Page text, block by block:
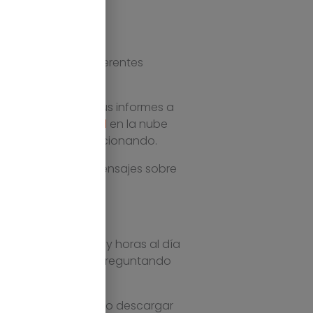
necesario que diferentes
ellos mismos sus informes a
empresarial en la nube
se acaban solucionando.
y vienen con mensajes sobre
Pasamos horas y horas al día
departamento, preguntando
modificar o descargar